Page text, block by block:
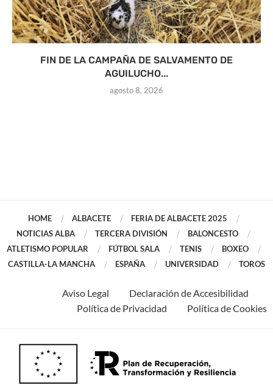
FIN DE LA CAMPAÑA DE SALVAMENTO DE
AGUILUCHO...
agosto 8, 2026
HOME ALBACETE
FERIA DE ALBACETE 2025
NOTICIAS ALBA
TERCERA DIVISIÓN
BALONCESTO
ATLETISMO POPULAR
FÚTBOL SALA TENIS
BOXEO
CASTILLA-LA MANCHA
ESPAÑA UNIVERSIDAD TOROS
Aviso Legal
Declaración de Accesibilidad
Política de Privacidad
Política de Cookies